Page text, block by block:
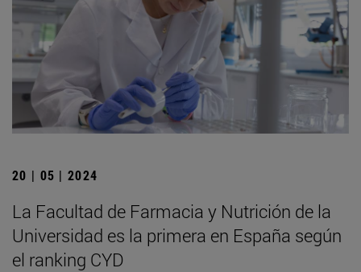
20 | 05 | 2024
La Facultad de Farmacia y Nutrición de la
Universidad es la primera en España según
el ranking CYD